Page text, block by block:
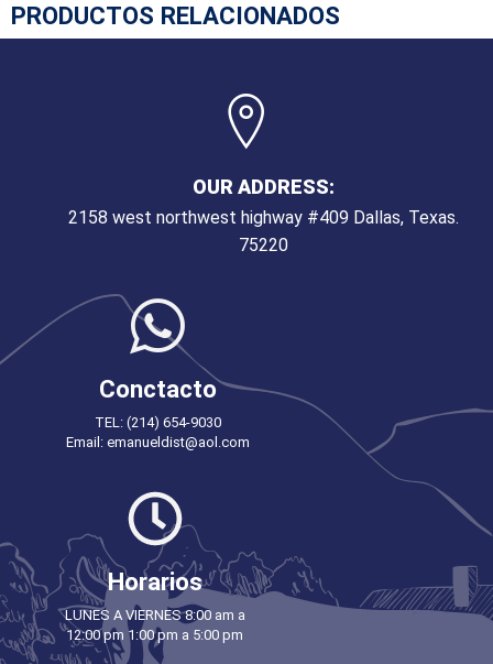
PRODUCTOS RELACIONADOS
OUR ADDRESS:
2158 west northwest highway #409 Dallas, Texas.
75220
Conctacto
TEL: (214) 654-9030
Email: emanueldist@aol.com
Horarios
LUNES A VIERNES 8:00 am a
12:00 pm 1:00 pm a 5:00 pm